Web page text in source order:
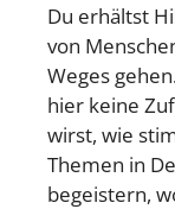
Du erhältst
von
Weges
hier keine
wirst, wie
Themen in
begeistern,